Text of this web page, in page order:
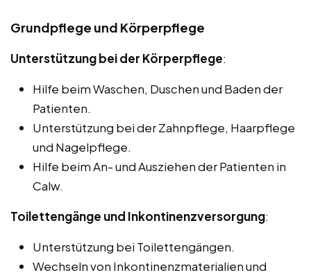
Grundpflege und Körperpflege
Unterstützung bei der Körperpflege:
Hilfe beim Waschen, Duschen und Baden der
Patienten.
Unterstützung bei der Zahnpflege, Haarpflege
und Nagelpflege.
Hilfe beim An- und Ausziehen der Patienten in
Calw.
Toilettengänge und Inkontinenzversorgung:
Unterstützung bei Toilettengängen.
Wechseln von Inkontinenzmaterialien und